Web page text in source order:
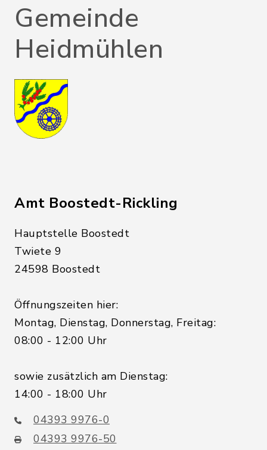
Gemeinde
Heidmühlen
Amt Boostedt-Rickling
Hauptstelle Boostedt
Twiete 9
24598 Boostedt
Öffnungszeiten hier:
Montag, Dienstag, Donnerstag, Freitag:
08:00 - 12:00 Uhr
sowie zusätzlich am Dienstag:
14:00 - 18:00 Uhr
04393 9976-0
04393 9976-50